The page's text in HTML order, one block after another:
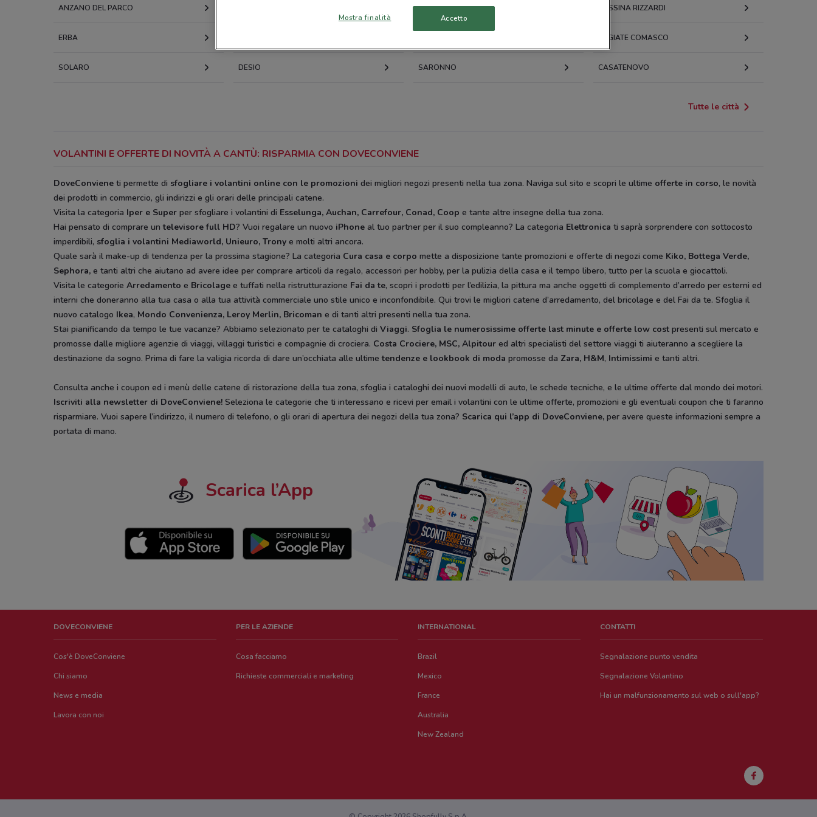
ANZANO DEL PARCO GIUSSANO CASSINA RIZZARDI
ERBA OLGIATE COMASCO
SOLARO DESIO SARONNO CASATENOVO
Tutte le città
VOLANTINI E OFFERTE DI NOVITÀ A CANTÙ: RISPARMIA CON DOVECONVIENE
DoveConviene ti permette di sfogliare i volantini online con le promozioni dei migliori negozi presenti nella tua zona. Naviga sul sito e scopri le ultime offerte in corso, le novità
dei prodotti in commercio, gli indirizzi e gli orari delle principali catene.
Visita la categoria Iper e Super per sfogliare i volantini di Esselunga, Auchan, Carrefour, Conad, Coop e tante altre insegne della tua zona.
Hai pensato di comprare untelevisore full HD? Vuoi regalare un nuovo iPhone al tuo partner per il suo compleanno? La categoria Elettronica ti saprà sorprendere con sottocosto
imperdibili, sfoglia i volantini Mediaworld, Unieuro, Trony e molti altri ancora.
Quale sarà il make-up di tendenza per la prossima stagione? La categoria Cura casa e corpo mette a disposizione tante promozioni e offerte di negozi come Kiko, Bottega Verde,
Sephora, e tanti altri che aiutano ad avere idee per comprare articoli da regalo, accessori per hobby, per la pulizia della casa e il tempo libero, tutto per la scuola e giocattoli.
Visita le categorie Arredamento e Bricolage e tuffati nella ristrutturazione Fai da te, scopri i prodotti per l’edilizia, la pittura ma anche oggetti di complemento d’arredo per esterni ed
interni che doneranno alla tua casa o alla tua attività commerciale uno stile unico e inconfondibile. Qui trovi le migliori catene d’arredamento, del bricolage e del Fai da te. Sfoglia il
nuovo catalogo Ikea, Mondo Convenienza, Leroy Merlin, Bricoman e di tanti altri presenti nella tua zona.
Stai pianificando da tempo le tue vacanze? Abbiamo selezionato per te cataloghi di Viaggi. Sfoglia le numerosissime offerte last minute e offerte low cost presenti sul mercato e
promosse dalle migliore agenzie di viaggi, villaggi turistici e compagnie di crociera. Costa Crociere, MSC, Alpitour ed altri specialisti del settore viaggi ti aiuteranno a scegliere la
destinazione da sogno. Prima di fare la valigia ricorda di dare un’occhiata alle ultimetendenze e lookbook di moda promosse da Zara, H&M, Intimissimi e tanti altri.
Consulta anche i coupon ed i menù delle catene di ristorazione della tua zona, sfoglia i cataloghi dei nuovi modelli di auto, le schede tecniche, e le ultime offerte dal mondo dei motori.
Iscriviti alla newsletter di DoveConviene! Seleziona le categorie che ti interessano e ricevi per email i volantini con le ultime offerte, promozioni e gli eventuali coupon che ti faranno
risparmiare. Vuoi sapere l’indirizzo, il numero di telefono, o gli orari di apertura dei negozi della tua zona? Scarica qui l’app di DoveConviene, per avere queste informazioni sempre a
portata di mano.
Scarica l’App
DOVECONVIENE
Cos'è DoveConviene
Chi siamo
News e media
Lavora con noi
PER LE AZIENDE
Cosa facciamo
Richieste commerciali e marketing
INTERNATIONAL
Brazil
Mexico
France
Australia
New Zealand
CONTATTI
Segnalazione punto vendita
Segnalazione Volantino
Hai un malfunzionamento sul web o sull'app?
Mostra finalità Accetto